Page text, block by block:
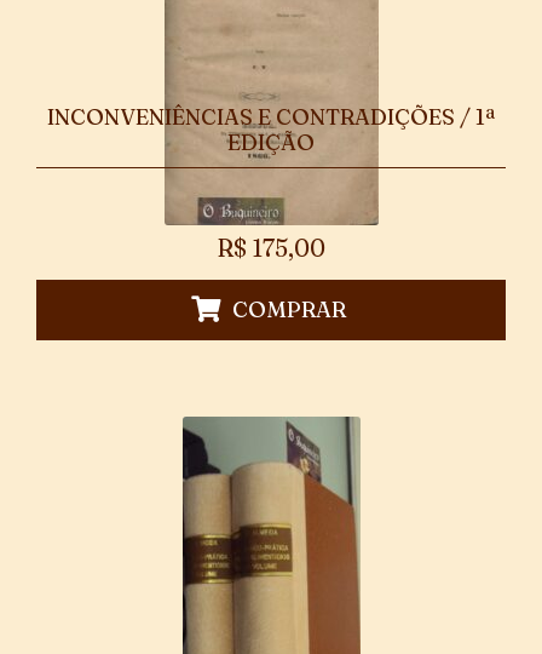
INCONVENIÊNCIAS E CONTRADIÇÕES / 1ª
EDIÇÃO
R$ 175,00
COMPRAR